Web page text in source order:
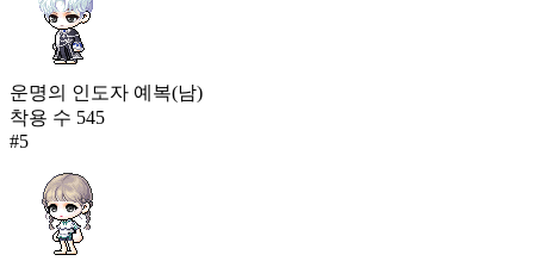
운명의 인도자 예복(남)
착용 수 545
#5